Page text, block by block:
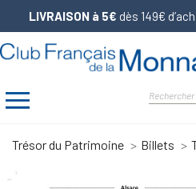
LIVRAISON à 5€ dès 149€
Trésor du Patrimoine Billets